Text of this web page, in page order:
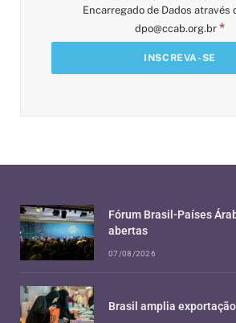
Encarregado de Dados através
dpo@ccab.org.br *
Fórum Brasil-Países
abertas
07/08/2026
Brasil amplia